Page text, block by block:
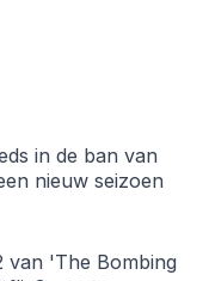
in de ban van
nieuw seizoen
van 'The Bombing